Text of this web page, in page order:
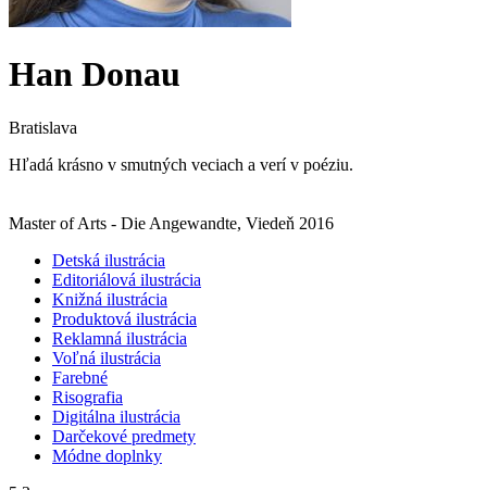
Han Donau
Bratislava
Hľadá krásno v smutných veciach a verí v poéziu.
Master of Arts - Die Angewandte, Viedeň 2016
Detská ilustrácia
Editoriálová ilustrácia
Knižná ilustrácia
Produktová ilustrácia
Reklamná ilustrácia
Voľná ilustrácia
Farebné
Risografia
Digitálna ilustrácia
Darčekové predmety
Módne doplnky